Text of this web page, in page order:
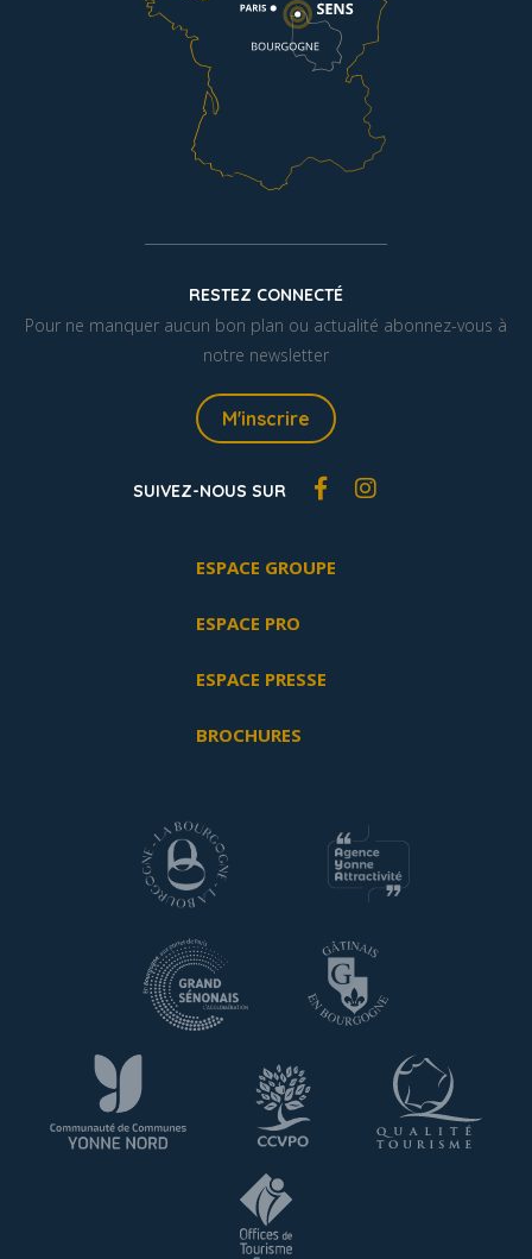
RESTEZ CONNECTÉ
Pour ne manquer aucun bon plan ou actualité abonnez-vous à
notre newsletter
M'inscrire
SUIVEZ-NOUS SUR
ESPACE GROUPE
ESPACE PRO
ESPACE PRESSE
BROCHURES